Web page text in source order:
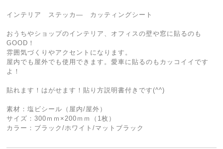
インテリア ステッカ― カッティングシート
おうちやショップのインテリア、オフィスの壁や窓に貼るのも
GOOD！
雰囲気づくりやアクセントになります。
屋内でも屋外でも使用できます。愛車に貼るのもカッコイイです
よ！
貼れます！はがせます！貼り方説明書付きです(^^)
素材：塩ビシール（屋内/屋外）
サイズ：300ｍｍ×200ｍｍ（1枚）
カラー：ブラック/ホワイト/マットブラック